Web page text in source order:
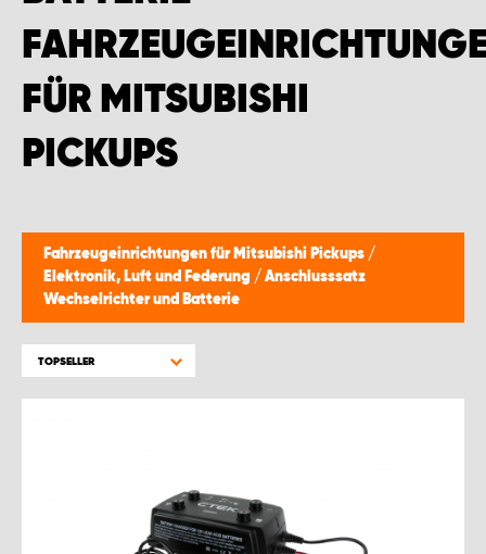
FÜR MITSUBISHI
PICKUPS
Fahrzeugeinrichtungen für Mitsubishi Pickups /
Elektronik, Luft und Federung / Anschlusssatz
Wechselrichter und Batterie
TOPSELLER